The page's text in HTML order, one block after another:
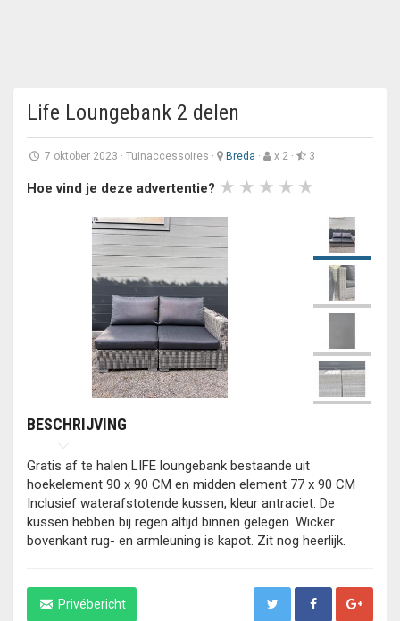
Life Loungebank 2 delen
7 oktober 2023 · Tuinaccessoires · Breda · x 2 · 3
Hoe vind je deze advertentie?
BESCHRIJVING
Gratis af te halen LIFE loungebank bestaande uit
hoekelement 90 x 90 CM en midden element 77 x 90 CM
Inclusief waterafstotende kussen, kleur antraciet. De
kussen hebben bij regen altijd binnen gelegen. Wicker
bovenkant rug- en armleuning is kapot. Zit nog heerlijk.
Privébericht